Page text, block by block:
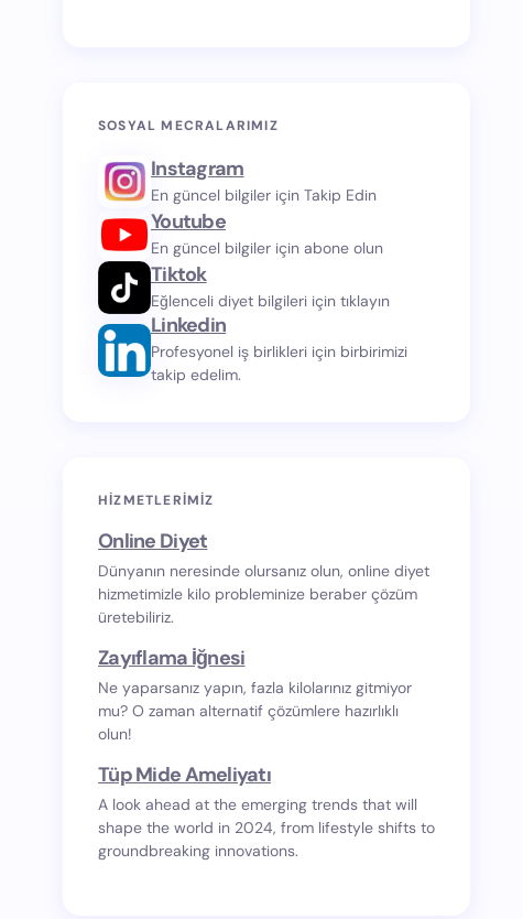
SOSYAL MECRALARIMIZ
Instagram
En güncel bilgiler için Takip Edin
Youtube
En güncel bilgiler için abone olun
Tiktok
Eğlenceli diyet bilgileri için tıklayın
Linkedin
Profesyonel iş birlikleri için birbirimizi
takip edelim.
HIZMETLERIMIZ
Online Diyet
Dünyanın neresinde olursanız olun, online diyet
hizmetimizle kilo probleminize beraber çözüm
üretebiliriz.
Zayıflama İğnesi
Ne yaparsanız yapın, fazla kilolarınız gitmiyor
mu? O zaman alternatif çözümlere hazırlıklı
olun!
Tüp Mide Ameliyatı
A look ahead at the emerging trends that will
shape the world in 2024, from lifestyle shifts to
groundbreaking innovations.